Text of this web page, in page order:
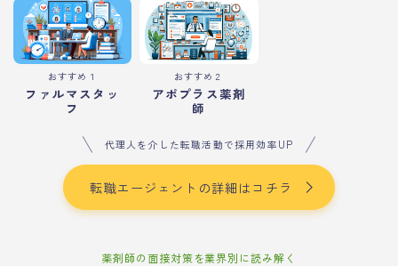
おすすめ１
ファルマスタッ
フ
おすすめ２
アポプラス薬剤
師
代理人を介した転職活動で採用効率UP
転職エージェントの詳細はコチラ
薬剤師の面接対策を業界別に読み解く